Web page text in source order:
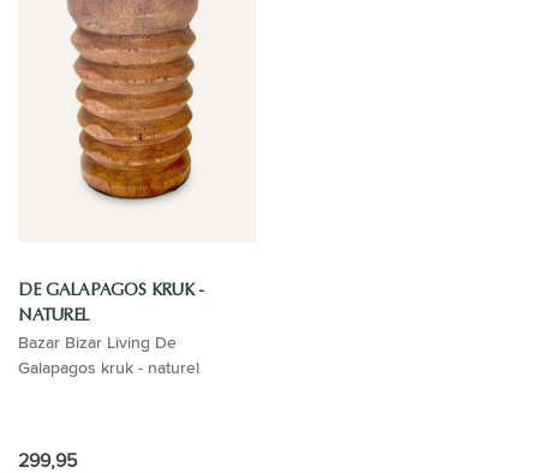
DE GALAPAGOS KRUK -
NATUREL
Bazar Bizar Living De
Galapagos kruk - naturel
299,95